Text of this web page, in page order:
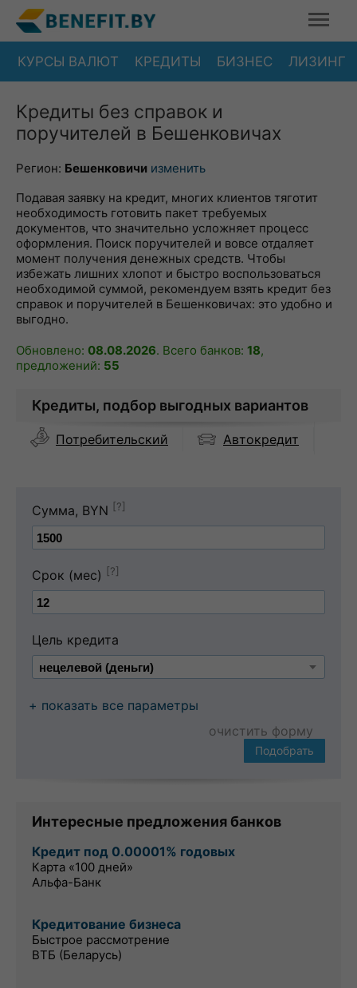
КУРСЫ ВАЛЮТ КРЕДИТЫ БИЗНЕС ЛИЗИНГ
Кредиты без справок и
поручителей в Бешенковичах
Регион: Бешенковичи изменить
Подавая заявку на кредит, многих клиентов тяготит
необходимость готовить пакет требуемых
документов, что значительно усложняет процесс
оформления. Поиск поручителей и вовсе отдаляет
момент получения денежных средств. Чтобы
избежать лишних хлопот и быстро воспользоваться
необходимой суммой, рекомендуем взять кредит без
справок и поручителей в Бешенковичах: это удобно и
выгодно.
Обновлено: 08.08.2026. Всего банков: 18,
предложений: 55
Кредиты, подбор выгодных вариантов
Потребительский Автокредит
Сумма, BYN [?]
Срок (мес) [?]
Цель кредита
+ показать все параметры
очистить форму
Подобрать
Интересные предложения банков
Кредит под 0.00001% годовых
Карта «100 дней»
Альфа-Банк
Кредитование бизнеса
Быстрое рассмотрение
ВТБ (Беларусь)